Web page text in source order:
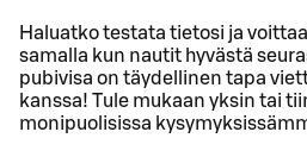
Haluatko testata tietosi ja
samalla kun nautit hyvästä
pubivisa on täydellinen tapa
kanssa! Tule mukaan yksin tai
monipuolisissa